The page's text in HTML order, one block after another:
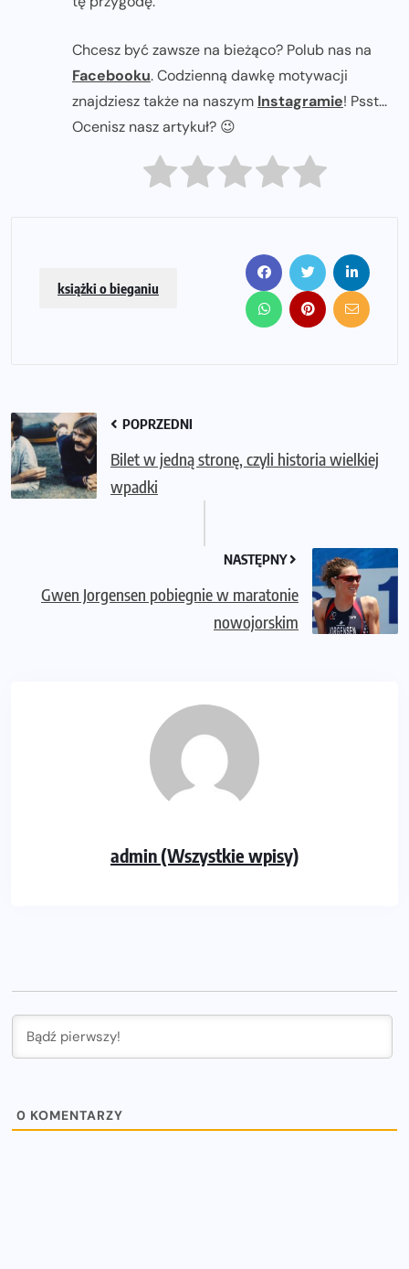
Chcesz być zawsze na bieżąco? Polub nas na
Facebooku. Codzienną dawkę motywacji
znajdziesz także na naszym Instagramie! Psst...
Ocenisz nasz artykuł? 😉
książki o bieganiu
POPRZEDNI
Bilet w jedną stronę, czyli historia wielkiej
wpadki
NASTĘPNY
Gwen Jorgensen pobiegnie w maratonie
nowojorskim
admin (Wszystkie wpisy)
0 KOMENTARZY